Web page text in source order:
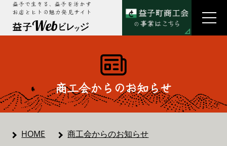
益子で生きる、益子を活かす
お店とヒトの魅力発見サイト
商工会からのお知らせ
HOME 商工会からのお知らせ